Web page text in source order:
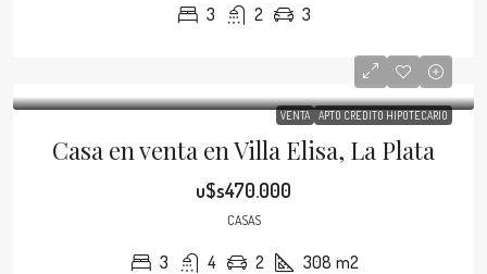
3 2 3
VENTA APTO CRÉDITO HIPOTECARIO
Casa en venta en Villa Elisa, La Plata
u$s470.000
CASAS
3 4 2 308 m2